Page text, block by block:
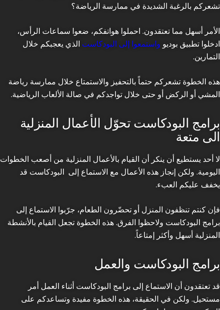
تشعركم بالرغبة الشديدة في ممارسة الرياضة؟
الأمر أسهل مما تعتقدون. احملوا هواتفكم، ضعوا سماعات الرأس،
ادخلوا تطبيق بوديو واستمعوا إلى البودكاست الذي يعجبكم خلال
التمارين.
هذه الخطوة تشعركم حتماً بالتحفيز والاستمتاع خلال ممارسة رياضة
المشي أو الركض أو حتى خلال تواجدكم في صالة الألعاب الرياضية.
برامج البودكاست تحوّل الأعمال المنزلية
الى متعة
لا أحد يستطيع أن ينكر أن القيام بالأعمال المنزلية من أصعب الخطوات
اليومية. ولكن إنجاز هذه الأعمال مع الاستماع إلى البودكاست قد
يخفف عليكم العبء.
فإن كنتم تنظفون المنزل أو تحضّرون الطعام، جرّبوا الاستماع إلى
برامج البودكاست ولاحظوا الفرق. هذه الخطوة تجعل القيام بالأنشطة
المنزلية أسهل وأكثر إمتاعاً.
برامج البودكاست والعمل
قد تعتقدون أن الاستماع إلى برامج البودكاست أثناء العمل أمر
مستحيل. ولكن في الحقيقة، هذه الخطوة مفيدة وتساعدكم على